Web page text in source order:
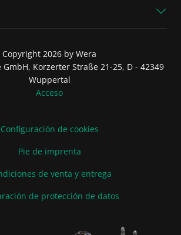
Copyright 2026 by Wera
GmbH, Korzerter Straße 21-25, D - 42349
Wuppertal
Acceso
Configuración de cookies
Pie de imprenta
de venta y entrega
de protección de datos